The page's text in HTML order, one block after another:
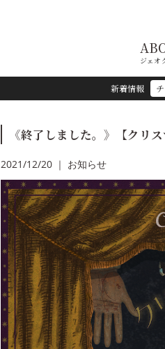
新着情報
ジェオ
《終了しました。》【ク
2021/12/20 ｜ お知らせ